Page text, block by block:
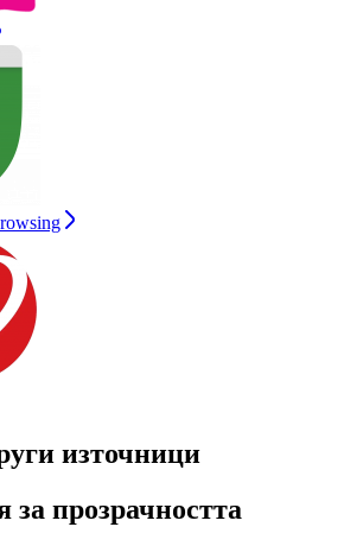
източници
прозрачността